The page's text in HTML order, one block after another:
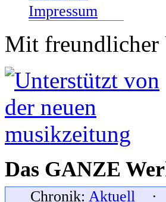
Impressum
Mit freundlicher
Das GANZE
Chronik: Aktuell ·